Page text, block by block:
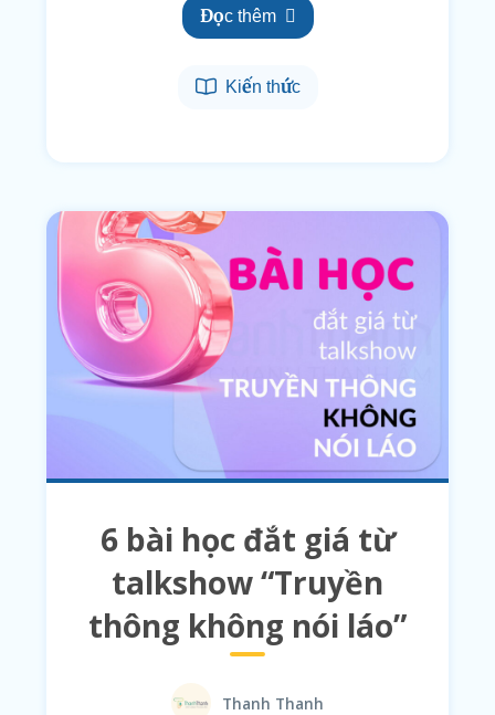
Đọc thêm
Kiến thức
6 bài học đắt giá từ
talkshow “Truyền
thông không nói láo”
Thanh Thanh